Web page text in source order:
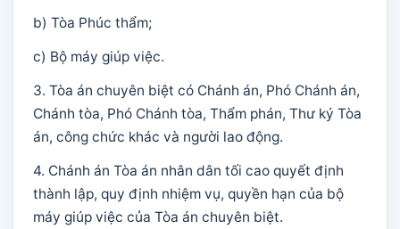
b) Tòa Phúc thẩm;
c) Bộ máy giúp việc.
3. Tòa án chuyên biệt có Chánh án, Phó Chánh án,
Chánh tòa, Phó Chánh tòa, Thẩm phán, Thư ký Tòa
án, công chức khác và người lao động.
4. Chánh án Tòa án nhân dân tối cao quyết định
thành lập, quy định nhiệm vụ, quyền hạn của bộ
máy giúp việc của Tòa án chuyên biệt.